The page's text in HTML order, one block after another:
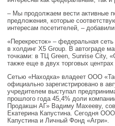
– Мы продолжаем вести активные
предложения, которые
интересам посетителей, –
«Перекресток» – федеральная
в холдинг X5 Group. В автограде
точками: в ТЦ Green, Sunrise City,
также еще в двух торговых
Сетью «Находка» владеет ООО
официально зарегистрировано в
учредителем выступал
прошлого года 45,4% доли
Продакшн АГ» Вадиму Махееву,
Екатерина Капустина. Сегодня
Капустина и Личный Фонд «Агри».